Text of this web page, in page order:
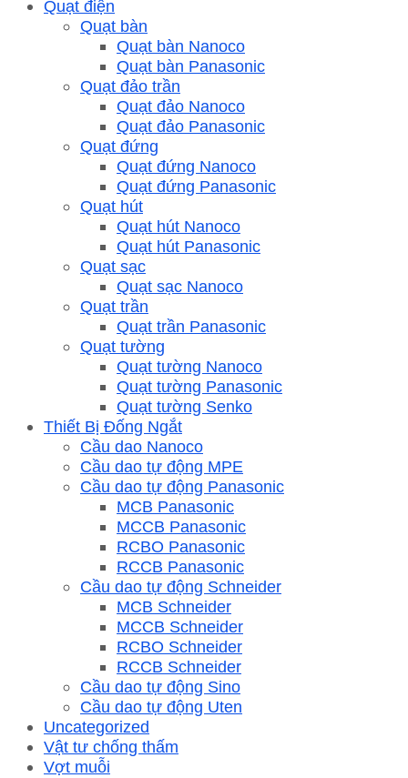
Quạt điện
Quạt bàn
Quạt bàn Nanoco
Quạt bàn Panasonic
Quạt đảo trần
Quạt đảo Nanoco
Quạt đảo Panasonic
Quạt đứng
Quạt đứng Nanoco
Quạt đứng Panasonic
Quạt hút
Quạt hút Nanoco
Quạt hút Panasonic
Quạt sạc
Quạt sạc Nanoco
Quạt trần
Quạt trần Panasonic
Quạt tường
Quạt tường Nanoco
Quạt tường Panasonic
Quạt tường Senko
Thiết Bị Đống Ngắt
Cầu dao Nanoco
Cầu dao tự động MPE
Cầu dao tự động Panasonic
MCB Panasonic
MCCB Panasonic
RCBO Panasonic
RCCB Panasonic
Cầu dao tự động Schneider
MCB Schneider
MCCB Schneider
RCBO Schneider
RCCB Schneider
Cầu dao tự động Sino
Cầu dao tự động Uten
Uncategorized
Vật tư chống thấm
Vợt muỗi